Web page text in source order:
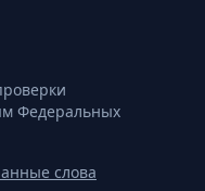
Федеральных
слова